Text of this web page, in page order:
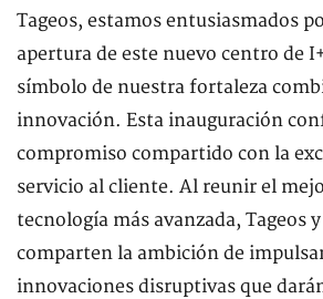
Tageos, estamos entusiasmados
apertura de este nuevo centro de
símbolo de nuestra fortaleza
innovación. Esta inauguración
compromiso compartido con la
servicio al cliente. Al reunir el
tecnología más avanzada, Tageos
comparten la ambición de
innovaciones disruptivas que